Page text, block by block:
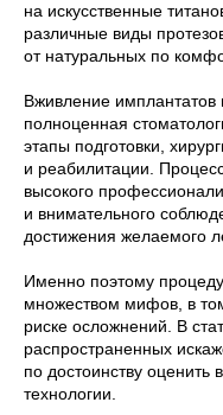
на искусственные
различные виды
от натуральных по
Вживление
полноценная
этапы подготовки,
и реабилитации.
высокого
и внимательного
достижения желаемого
Именно поэтому
множеством мифов, в
риске осложнений. В
распространенных
по достоинству оценить
технологии.